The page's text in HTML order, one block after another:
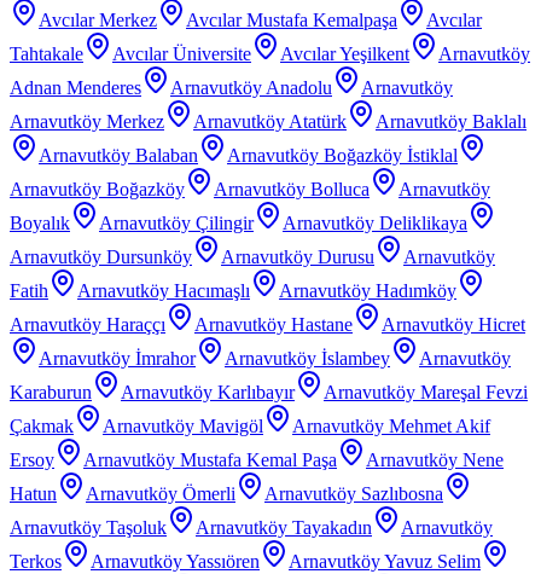
Avcılar Merkez Avcılar Mustafa Kemalpaşa
Avcılar
Tahtakale
Avcılar Üniversite Avcılar Yeşilkent
Arnavutköy
Adnan Menderes
Arnavutköy Anadolu
Arnavutköy
Arnavutköy Merkez
Arnavutköy Atatürk
Arnavutköy Baklalı
Arnavutköy Balaban
Arnavutköy Boğazköy İstiklal
Arnavutköy Boğazköy
Arnavutköy Bolluca
Arnavutköy
Boyalık
Arnavutköy Çilingir
Arnavutköy Deliklikaya
Arnavutköy Dursunköy
Arnavutköy Durusu
Arnavutköy
Fatih
Arnavutköy Hacımaşlı
Arnavutköy Hadımköy
Arnavutköy Haraççı
Arnavutköy Hastane
Arnavutköy Hicret
Arnavutköy İmrahor
Arnavutköy İslambey
Arnavutköy
Karaburun
Arnavutköy Karlıbayır
Arnavutköy Mareşal Fevzi
Çakmak
Arnavutköy Mavigöl
Arnavutköy Mehmet Akif
Ersoy
Arnavutköy Mustafa Kemal Paşa
Arnavutköy Nene
Hatun
Arnavutköy Ömerli
Arnavutköy Sazlıbosna
Arnavutköy Taşoluk
Arnavutköy Tayakadın
Arnavutköy
Terkos
Arnavutköy Yassıören
Arnavutköy Yavuz Selim